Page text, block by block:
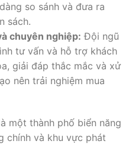
so sánh và đưa ra
sách.
chuyên nghiệp: Đội ngũ
tư vấn và hỗ trợ khách
giải đáp thắc mắc và xử
nên trải nghiệm mua
một thành phố biển năng
chính và khu vực phát